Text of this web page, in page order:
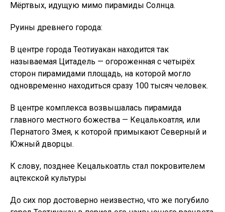
Мёртвых, идущую мимо пирамиды Солнца.
Руины древнего города:
В центре города Теотиуакан находится так
называемая Цитадель — огороженная с четырёх
сторон пирамидами площадь, на которой могло
одновременно находиться сразу 100 тысяч человек.
В центре комплекса возвышалась пирамида
главного местного божества — Кецалькоатля, или
Пернатого Змея, к которой примыкают Северный и
Южный дворцы.
К слову, позднее Кецалькоатль стал покровителем
ацтекской культуры
До сих пор достоверно неизвестно, что же погубило